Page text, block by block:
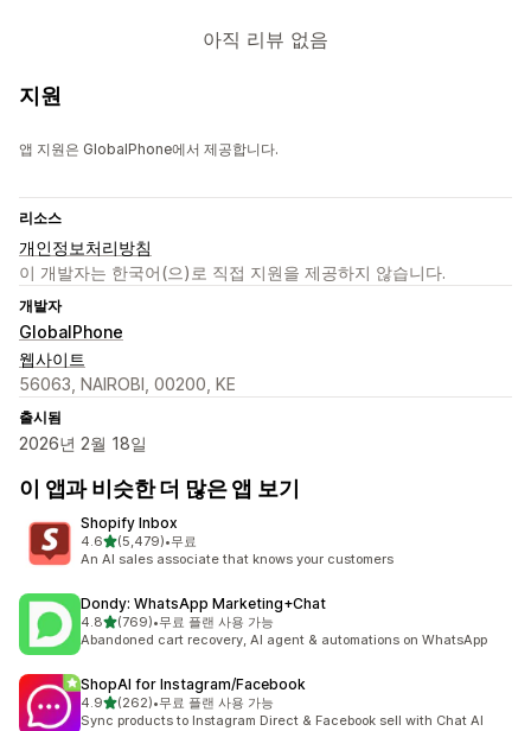
아직 리뷰 없음
지원
앱 지원은 GlobalPhone에서 제공합니다.
리소스
개인정보처리방침
이 개발자는 한국어(으)로 직접 지원을 제공하지 않습니다.
개발자
GlobalPhone
웹사이트
56063, NAIROBI, 00200, KE
출시됨
2026년 2월 18일
이 앱과 비슷한 더 많은 앱 보기
Shopify Inbox
4.6별 5개 중
(5,479)
총 리뷰 5479개
•무료
An AI sales associate that knows your customers
Dondy: WhatsApp Marketing+Chat
4.8별 5개 중
(769)
총 리뷰 769개
•무료 플랜 사용 가능
Abandoned cart recovery, AI agent & automations on WhatsApp
ShopAI for Instagram/Facebook
4.9별 5개 중
(262)
총 리뷰 262개
•무료 플랜 사용 가능
Sync products to Instagram Direct & Facebook sell with Chat AI